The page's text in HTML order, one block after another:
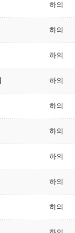
하의
하의
하의
하의
하의
하의
하의
하의
하의